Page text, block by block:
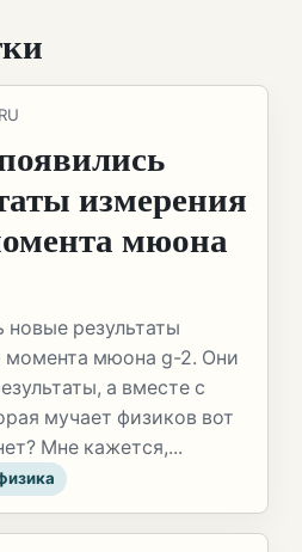
RU
измерения
мюона
результаты
момента мюона g-2. Они
а вместе с
мучает физиков вот
Мне кажется,...